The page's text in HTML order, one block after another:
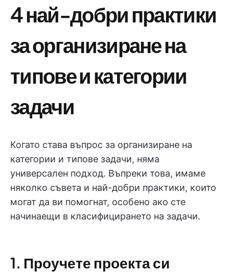
4 най-добри практики
за организиране на
типове и категории
задачи
Когато става въпрос за организиране на
категории и типове задачи, няма
универсален подход. Въпреки това, имаме
няколко съвета и най-добри практики, които
могат да ви помогнат, особено ако сте
начинаещи в класифицирането на задачи.
1. Проучете проекта си